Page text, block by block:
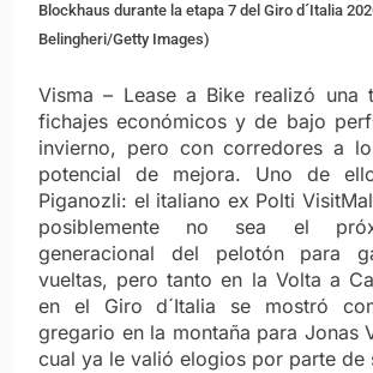
Blockhaus durante la etapa 7 del Giro d´Italia
Belingheri/Getty Images)
Visma – Lease a Bike realizó una
fichajes económicos y de bajo
invierno, pero con corredores a
potencial de mejora. Uno de
Piganozli: el italiano ex Polti
posiblemente no sea el
generacional del pelotón para
vueltas, pero tanto en la Volta a
en el Giro d´Italia se mostró
gregario en la montaña para Jonas
cual ya le valió elogios por parte de